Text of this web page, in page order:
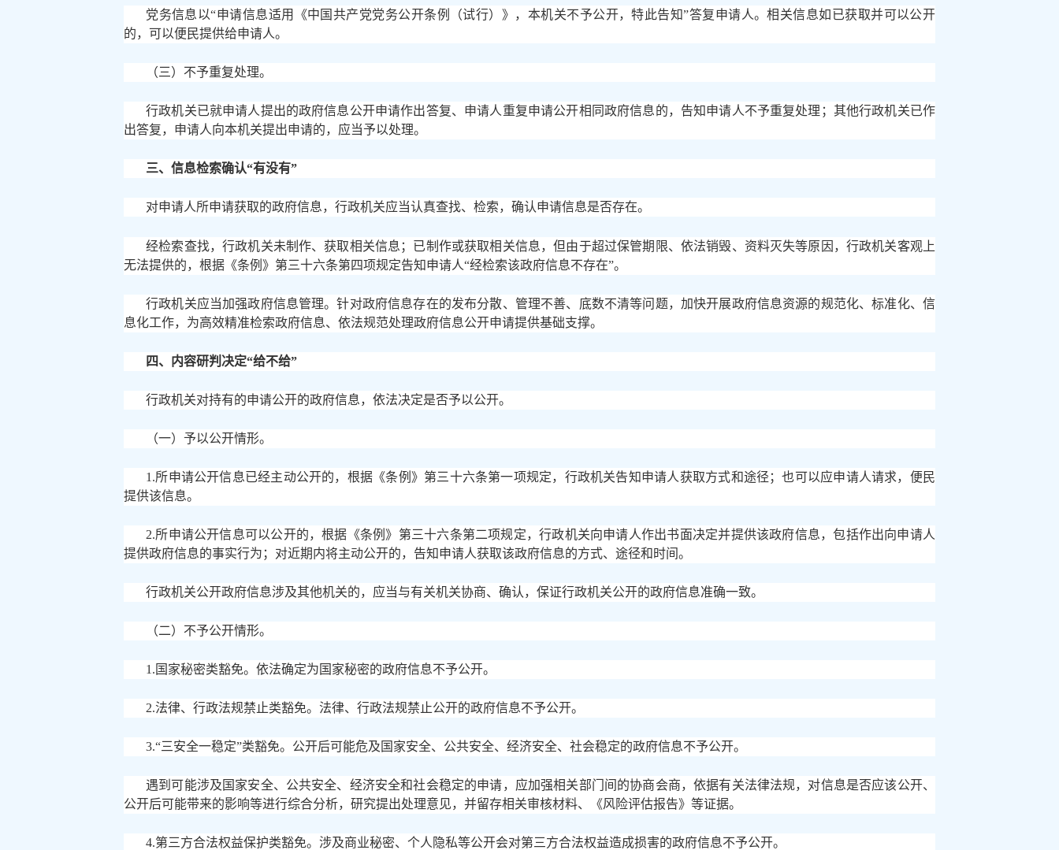
党务信息以“申请信息适用《中国共产党党务公开条例（试行）》，本机关不予公开，特此告知”答复申请人。相关信息如已获取并可以公开
的，可以便民提供给申请人。
（三）不予重复处理。
行政机关已就申请人提出的政府信息公开申请作出答复、申请人重复申请公开相同政府信息的，告知申请人不予重复处理；其他行政机关已作
出答复，申请人向本机关提出申请的，应当予以处理。
三、信息检索确认“有没有”
对申请人所申请获取的政府信息，行政机关应当认真查找、检索，确认申请信息是否存在。
经检索查找，行政机关未制作、获取相关信息；已制作或获取相关信息，但由于超过保管期限、依法销毁、资料灭失等原因，行政机关客观上
无法提供的，根据《条例》第三十六条第四项规定告知申请人“经检索该政府信息不存在”。
行政机关应当加强政府信息管理。针对政府信息存在的发布分散、管理不善、底数不清等问题，加快开展政府信息资源的规范化、标准化、信
息化工作，为高效精准检索政府信息、依法规范处理政府信息公开申请提供基础支撑。
四、内容研判决定“给不给”
行政机关对持有的申请公开的政府信息，依法决定是否予以公开。
（一）予以公开情形。
1.所申请公开信息已经主动公开的，根据《条例》第三十六条第一项规定，行政机关告知申请人获取方式和途径；也可以应申请人请求，便民
提供该信息。
2.所申请公开信息可以公开的，根据《条例》第三十六条第二项规定，行政机关向申请人作出书面决定并提供该政府信息，包括作出向申请人
提供政府信息的事实行为；对近期内将主动公开的，告知申请人获取该政府信息的方式、途径和时间。
行政机关公开政府信息涉及其他机关的，应当与有关机关协商、确认，保证行政机关公开的政府信息准确一致。
（二）不予公开情形。
1.国家秘密类豁免。依法确定为国家秘密的政府信息不予公开。
2.法律、行政法规禁止类豁免。法律、行政法规禁止公开的政府信息不予公开。
3.“三安全一稳定”类豁免。公开后可能危及国家安全、公共安全、经济安全、社会稳定的政府信息不予公开。
遇到可能涉及国家安全、公共安全、经济安全和社会稳定的申请，应加强相关部门间的协商会商，依据有关法律法规，对信息是否应该公开、
公开后可能带来的影响等进行综合分析，研究提出处理意见，并留存相关审核材料、《风险评估报告》等证据。
4.第三方合法权益保护类豁免。涉及商业秘密、个人隐私等公开会对第三方合法权益造成损害的政府信息不予公开。